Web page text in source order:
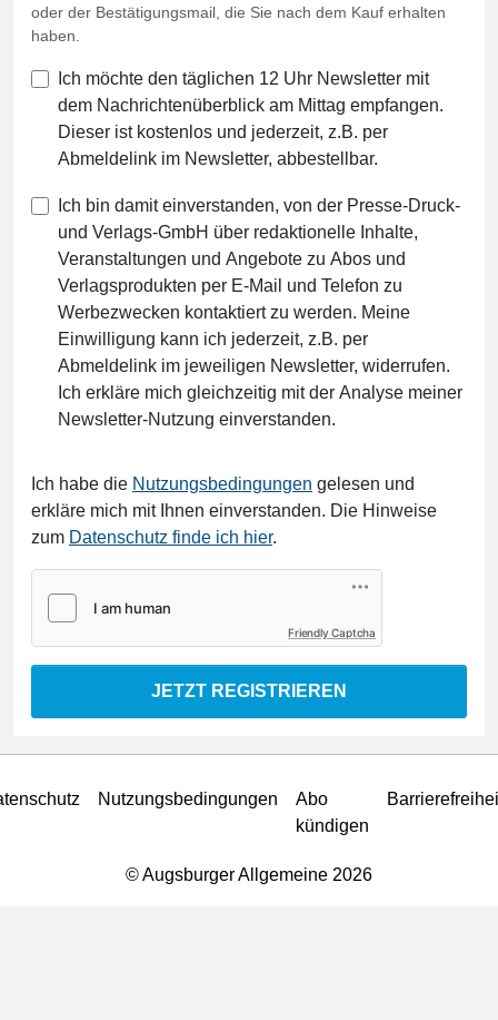
oder der Bestätigungsmail, die Sie nach dem Kauf erhalten
haben.
Ich möchte den täglichen 12 Uhr Newsletter mit
dem Nachrichtenüberblick am Mittag empfangen.
Dieser ist kostenlos und jederzeit, z.B. per
Abmeldelink im Newsletter, abbestellbar.
Ich bin damit einverstanden, von der Presse-Druck-
und Verlags-GmbH über redaktionelle Inhalte,
Veranstaltungen und Angebote zu Abos und
Verlagsprodukten per E-Mail und Telefon zu
Werbezwecken kontaktiert zu werden. Meine
Einwilligung kann ich jederzeit, z.B. per
Abmeldelink im jeweiligen Newsletter, widerrufen.
Ich erkläre mich gleichzeitig mit der Analyse meiner
Newsletter-Nutzung einverstanden.
Ich habe die Nutzungsbedingungen gelesen und
erkläre mich mit Ihnen einverstanden. Die Hinweise
zum Datenschutz finde ich hier.
Friendly Captcha
JETZT REGISTRIEREN
Nutzungsbedingungen
Abo
kündigen
© Augsburger Allgemeine 2026